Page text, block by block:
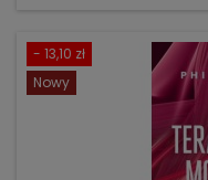
- 13,10 zł
Nowy